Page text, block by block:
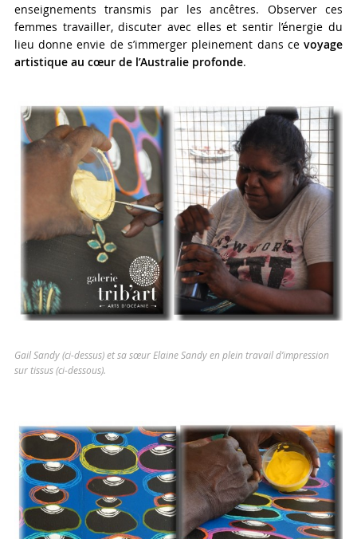
enseignements transmis par les ancêtres. Observer ces
femmes travailler, discuter avec elles et sentir l’énergie du
lieu donne envie de s’immerger pleinement dans cevoyage
artistique au cœur de l’Australie profonde.
Gail Sandy (ci-dessus) et sa sœur Elaine Sandy en plein travail d’impression
sur tissus (ci-dessous).